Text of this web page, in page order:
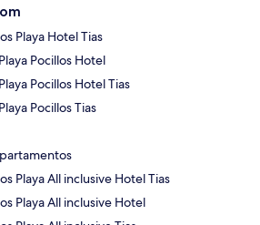
Playa Hotel Tias
Pocillos Hotel
Pocillos Hotel Tias
Pocillos Tias
Playa All inclusive Hotel Tias
Playa All inclusive Hotel